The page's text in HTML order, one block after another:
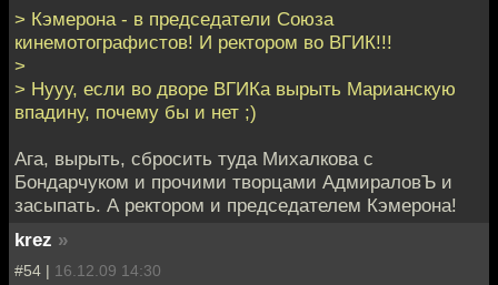
> Кэмерона - в председатели Союза
кинемотографистов! И ректором во ВГИК!!!
>
> Нууу, если во дворе ВГИКа вырыть Марианскую
впадину, почему бы и нет ;)
Ага, вырыть, сбросить туда Михалкова с
Бондарчуком и прочими творцами АдмираловЪ и
засыпать. А ректором и председателем Кэмерона!
krez »
#54 | 16.12.09 14:30